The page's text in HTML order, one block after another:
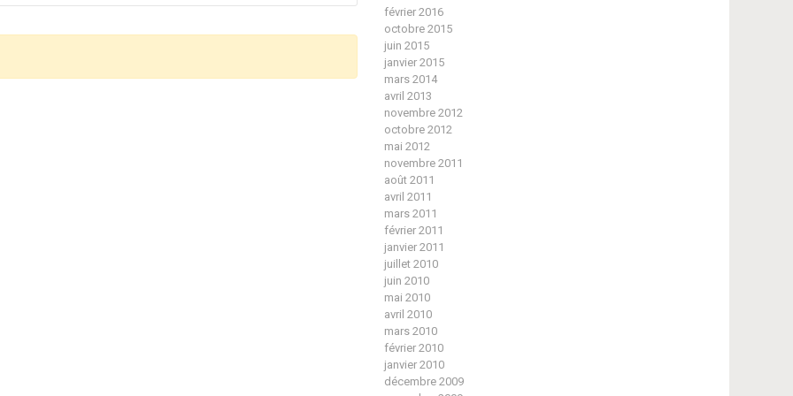
février 2016
octobre 2015
juin 2015
janvier 2015
mars 2014
avril 2013
novembre 2012
octobre 2012
mai 2012
novembre 2011
août 2011
avril 2011
mars 2011
février 2011
janvier 2011
juillet 2010
juin 2010
mai 2010
avril 2010
mars 2010
février 2010
janvier 2010
décembre 2009